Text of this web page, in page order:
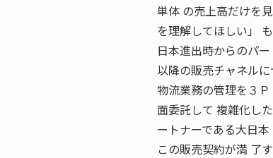
単体 の売上高だけを
を理解してほしい」
日本進出時からのパ
以降の販売チャネル
物流業務の管理を３
面委託して 複雑化し
ートナーである大日本
この販売契約が満 了